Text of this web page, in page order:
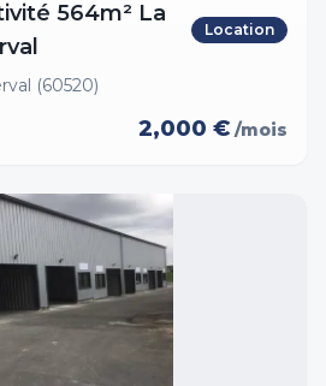
564m² La
Location
(60520)
2,000 € /mois